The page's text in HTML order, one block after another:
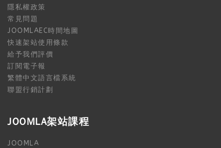
隱私權政策
常見問題
JOOMLAEC時間地圖
快速架站使用條款
給予我們評價
訂閱電子報
繁體中文語言檔系統
聯盟行銷計劃
JOOMLA架站課程
JOOMLA